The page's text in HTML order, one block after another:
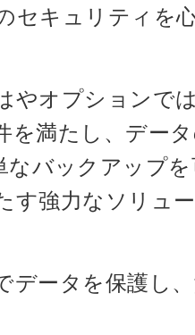
セキュリティを
オプションで
満たし、デー
バックアップ
す強力なソリュ
ータを保護し